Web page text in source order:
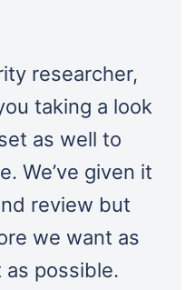
researcher,
taking a look
as well to
We’ve given it
review but
we want as
as possible.